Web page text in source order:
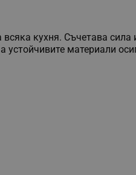
кухня. Съчетава
материали